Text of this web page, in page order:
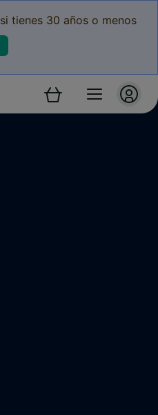
si tienes 30 años o menos